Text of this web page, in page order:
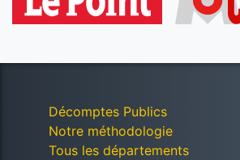
Décomptes Publics
Notre méthodologie
Tous les départements